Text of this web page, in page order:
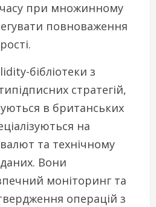
при множинному
повноваження
бібліотеки з
стратегій,
в британських
на
та технічному
Вони
моніторинг та
операцій з